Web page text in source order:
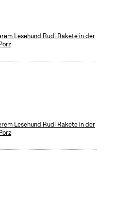
Lesehund Rudi Rakete in der
Lesehund Rudi Rakete in der